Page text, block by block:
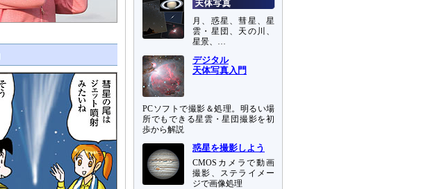
月、惑星、彗星、星
雲・星団、天の川、
星景、…
デジタル
天体写真入門
PCソフトで撮影＆処理。明るい場
所でもできる星雲・星団撮影を初
歩から解説
惑星を撮影しよう
CMOSカメラで動画
撮影、ステライメー
ジで画像処理